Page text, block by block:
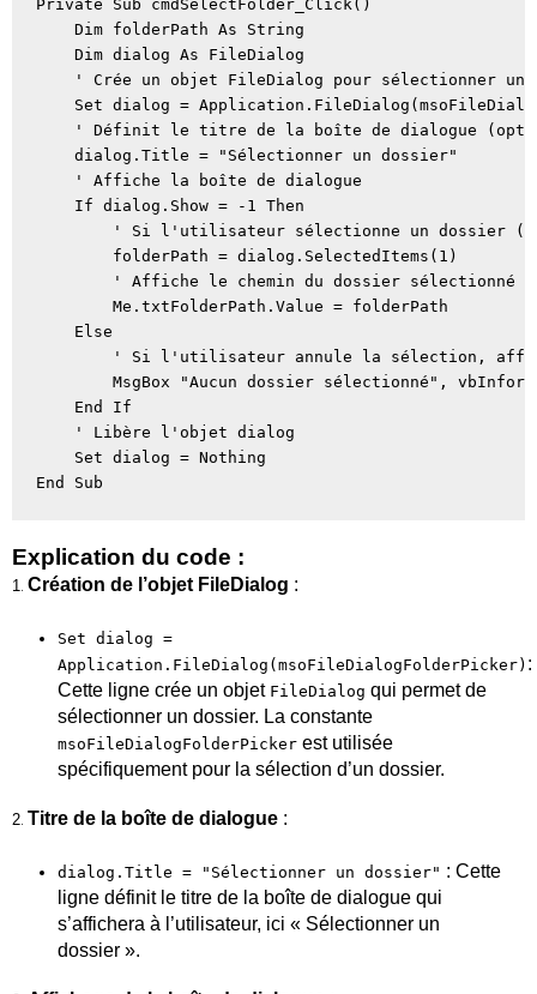
Private Sub cmdSelectFolder_Click()
    Dim folderPath As String
    Dim dialog As FileDialog
' Crée un objet FileDialog pour sélectionner un
Set dialog =
' Définit le titre de la boîte de dialogue
    dialog.Title = "Sélectionner un dossier"
    ' Affiche la boîte de dialogue
    If dialog.Show = -1 Then
' Si l'utilisateur sélectionne un dossier
        folderPath = dialog.SelectedItems(1)
' Affiche le chemin du dossier sélectionné
        Me.txtFolderPath.Value = folderPath
    Else
' Si l'utilisateur annule la sélection,
MsgBox "Aucun dossier sélectionné",
    End If
    ' Libère l'objet dialog
    Set dialog = Nothing
Explication du code :
1. Création de l’objet FileDialog :
Set dialog =
Application.FileDialog(msoFileDialogFolderPicker) :
Cette ligne crée un objet FileDialog qui permet de
sélectionner un dossier. La constante
msoFileDialogFolderPicker est utilisée
spécifiquement pour la sélection d’un dossier.
2 Titre de la boîte de dialogue :
dialog.Title = "Sélectionner un dossier" : Cette
ligne définit le titre de la boîte de dialogue qui
s’affichera à l’utilisateur, ici « Sélectionner un
dossier ».